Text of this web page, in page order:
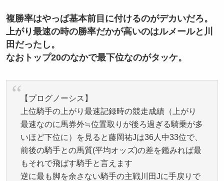
複勝率はやっぱ基本前目に付けるのがデカいだろ。
上がり最速の時の勝率だかが高いのはルメールと川
田だったし。
なおトップ20のなかで最下位なのがタッケ。
【プログノーシス】
上位騎手の上がり最速記録時の競走成績（上がり
最速なのに馬券外≒位置取りが後ろ過ぎる騎乗が多
いほど下位に）を見ると藤岡祐Jは36人中33位で、
前後の騎手との馬質(平均オッズ)の差を鑑みれば最
もそれで飛ばす騎手と言えます
逆に最も脚を余さない騎手の主戦川田Jに手戻りで